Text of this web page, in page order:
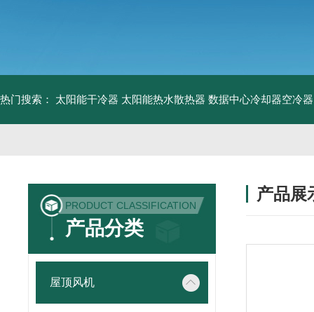
热门搜索： 太阳能干冷器 太阳能热水散热器 数据中心冷却器空冷器
PRODUCT CLASSIFICATION
产品分类
屋顶风机
产品展